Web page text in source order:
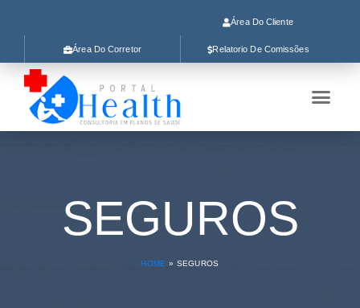
Área Do Cliente
Área Do Corretor Relatorio De Comissões
SEGUROS
HOME » SEGUROS